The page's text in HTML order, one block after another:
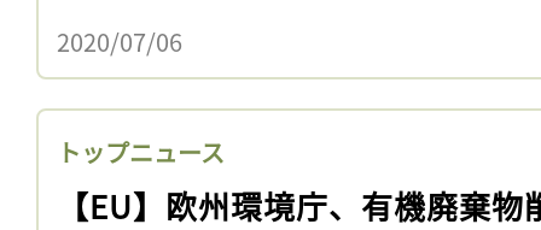
2020/07/06
トップニュース
【EU】欧州環境庁、有機廃棄物